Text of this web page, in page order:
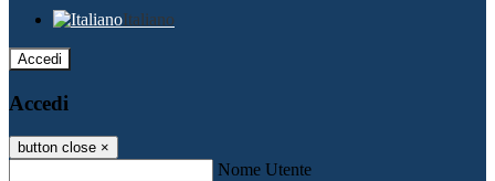
Italiano
Accedi
Accedi
button close ×
Nome Utente